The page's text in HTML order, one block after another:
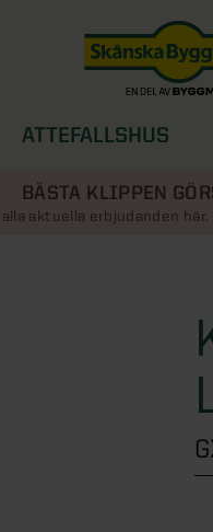
ATTEFALLSHUS
BÄSTA KLIPPEN
alla aktuella erbjudanden här.